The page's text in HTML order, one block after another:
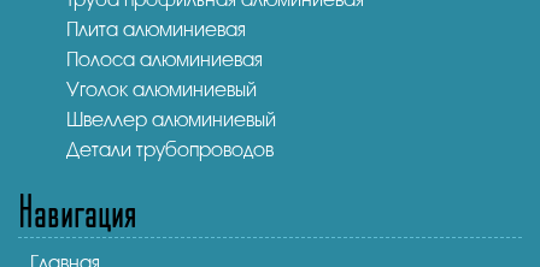
Плита алюминиевая
Полоса алюминиевая
Уголок алюминиевый
Швеллер алюминиевый
Детали трубопроводов
Навигация